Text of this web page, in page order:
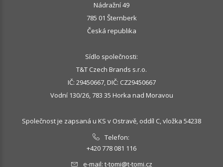
Nádražní 49
785 01 Šternberk
Česká republika
Sídlo společnosti:
T&T Czech Brands s.r.o.
IČ: 29450667, DIČ: CZ29450667
Vodní 130/26, 783 35 Horka nad Moravou
Společnost je zapsaná u KS v Ostravě, oddíl C, vložka 54238
Telefon:
+420 778 081 116
e-mail: t-tomi@t-tomi.cz